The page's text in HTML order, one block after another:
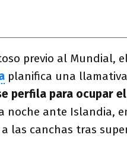
previo al Mundial,
planifica una
perfila para ocupar
noche ante Islandia,
las canchas tras